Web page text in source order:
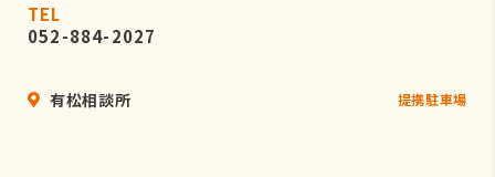
TEL
052-884-2027
有松相談所 提携駐車場